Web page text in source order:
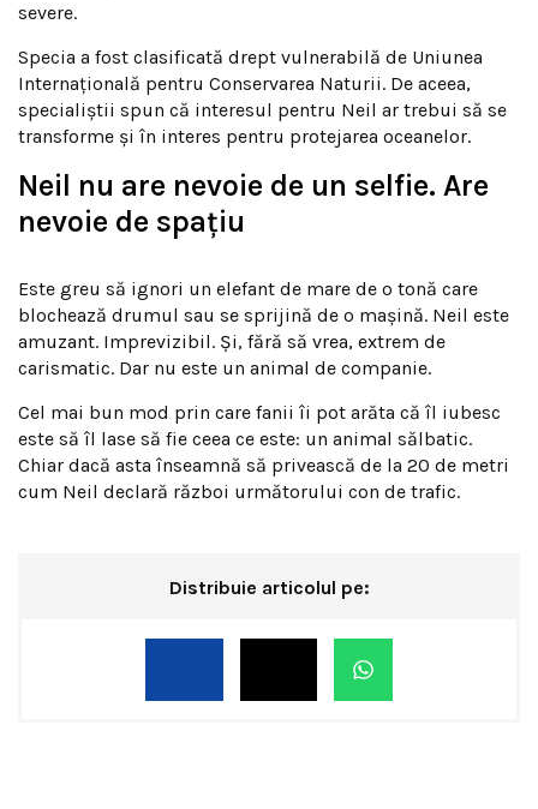
severe.
Specia a fost clasificată drept vulnerabilă de Uniunea
Internațională pentru Conservarea Naturii. De aceea,
specialiștii spun că interesul pentru Neil ar trebui să se
transforme și în interes pentru protejarea oceanelor.
Neil nu are nevoie de un selfie. Are
nevoie de spațiu
Este greu să ignori un elefant de mare de o tonă care
blochează drumul sau se sprijină de o mașină. Neil este
amuzant. Imprevizibil. Și, fără să vrea, extrem de
carismatic. Dar nu este un animal de companie.
Cel mai bun mod prin care fanii îi pot arăta că îl iubesc
este să îl lase să fie ceea ce este: un animal sălbatic.
Chiar dacă asta înseamnă să privească de la 20 de metri
cum Neil declară război următorului con de trafic.
Distribuie articolul pe: